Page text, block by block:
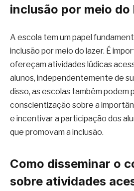
inclusão por meio do
A escola tem um papel
inclusão por meio do lazer. É
ofereçam atividades lúdicas
alunos, independentemente de
disso, as escolas também podem
conscientização sobre a
e incentivar a participação dos
que promovam a inclusão.
Como disseminar o
sobre atividades